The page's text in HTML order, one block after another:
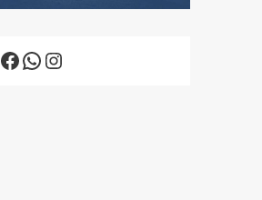
Facebook
WhatsApp
Instagram